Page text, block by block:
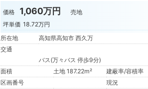
価格 1,060万円
売地
坪単価 18.72万円
所在地
高知県高知市 西久万
交通
バス(万々バス 停歩9分)
面積
土地 187.22m² 建蔽率/容積率
区画番号
現況